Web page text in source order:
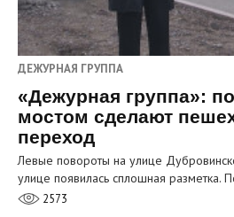
ДЕЖУРНАЯ ГРУППА
«Дежурная группа»:
мостом сделают
переход
Левые повороты на улице
улице появилась сплошная разметка.
2573